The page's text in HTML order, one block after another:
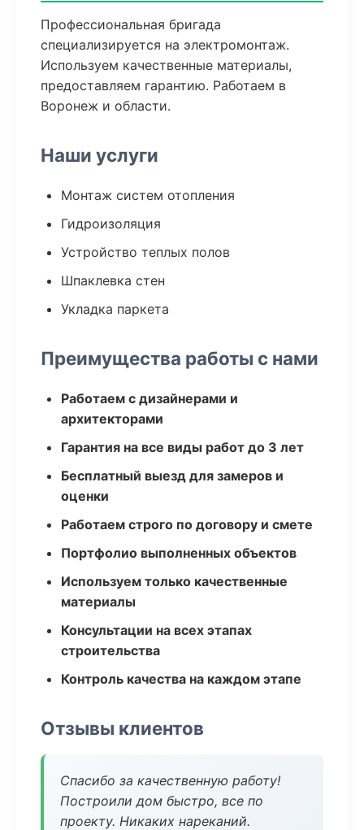
Профессиональная бригада
специализируется на электромонтаж.
Используем качественные материалы,
предоставляем гарантию. Работаем в
Воронеж и области.
Наши услуги
Монтаж систем отопления
Гидроизоляция
Устройство теплых полов
Шпаклевка стен
Укладка паркета
Преимущества работы с нами
Работаем с дизайнерами и
архитекторами
Гарантия на все виды работ до 3 лет
Бесплатный выезд для замеров и
оценки
Работаем строго по договору и смете
Портфолио выполненных объектов
Используем только качественные
материалы
Консультации на всех этапах
строительства
Контроль качества на каждом этапе
Отзывы клиентов
Спасибо за качественную работу!
Построили дом быстро, все по
проекту. Никаких нареканий.